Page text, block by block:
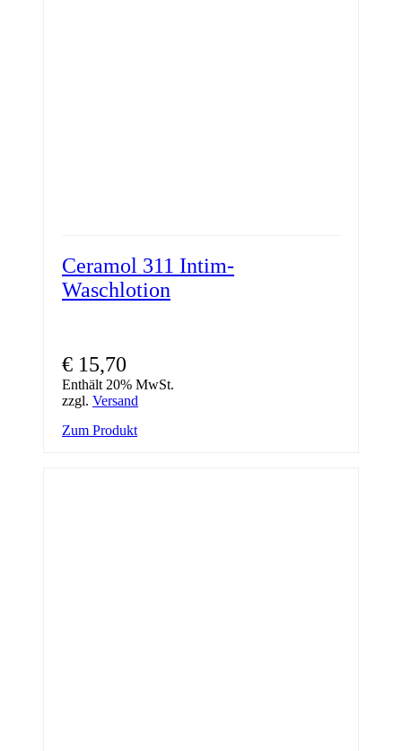
Ceramol 311 Intim-
Waschlotion
€ 15,70
Enthält 20% MwSt.
zzgl. Versand
Zum Produkt